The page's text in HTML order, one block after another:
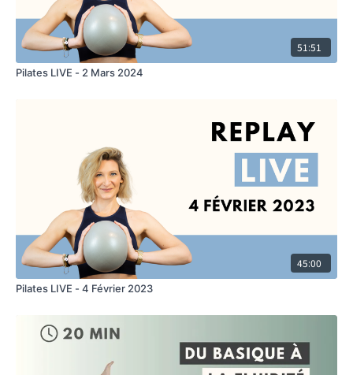
51:51
Pilates LIVE - 2 Mars 2024
45:00
Pilates LIVE - 4 Février 2023